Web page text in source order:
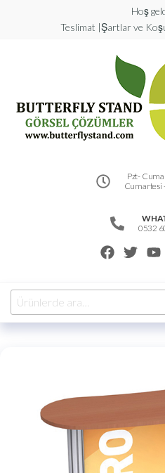
Hoş
Teslimat |Şartlar ve
Pzt- Cuma:
Cumartesi
0532